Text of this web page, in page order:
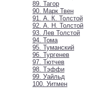
89. Тагор
90. Марк Твен
91. А. К. Толстой
92. А. Н. Толстой
93. Лев Толстой
94. Тома
95. Туманский
96. Тургенев
97. Тютчев
98. Тэффи
99. Уайльд
100. Уитмен